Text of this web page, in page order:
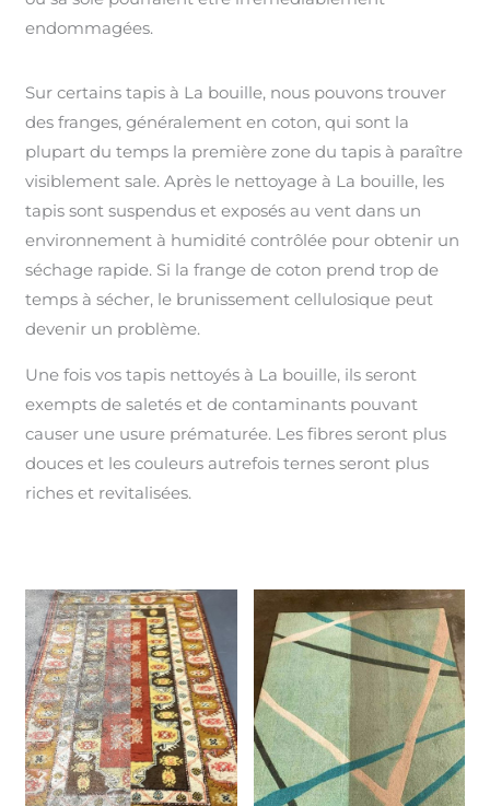
endommagées.
Sur certains tapis à La bouille, nous pouvons trouver
des franges, généralement en coton, qui sont la
plupart du temps la première zone du tapis à paraître
visiblement sale. Après le nettoyage à La bouille, les
tapis sont suspendus et exposés au vent dans un
environnement à humidité contrôlée pour obtenir un
séchage rapide. Si la frange de coton prend trop de
temps à sécher, le brunissement cellulosique peut
devenir un problème.
Une fois vos tapis nettoyés à La bouille, ils seront
exempts de saletés et de contaminants pouvant
causer une usure prématurée. Les fibres seront plus
douces et les couleurs autrefois ternes seront plus
riches et revitalisées.